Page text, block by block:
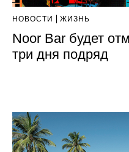
НОВОСТИ ЖИЗНЬ
Noor Bar будет
три дня подряд